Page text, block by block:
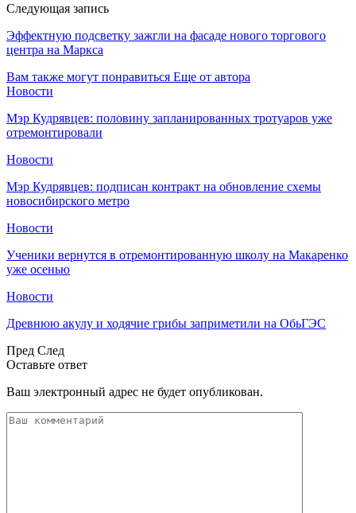
Следующая запись
Эффектную подсветку зажгли на фасаде нового торгового
центра на Маркса
Вам также могут понравиться Еще от автора
Новости
Мэр Кудрявцев: половину запланированных тротуаров уже
отремонтировали
Новости
Мэр Кудрявцев: подписан контракт на обновление схемы
новосибирского метро
Новости
Ученики вернутся в отремонтированную школу на Макаренко
уже осенью
Новости
Древнюю акулу и ходячие грибы заприметили на ОбьГЭС
Пред След
Оставьте ответ
Ваш электронный адрес не будет опубликован.